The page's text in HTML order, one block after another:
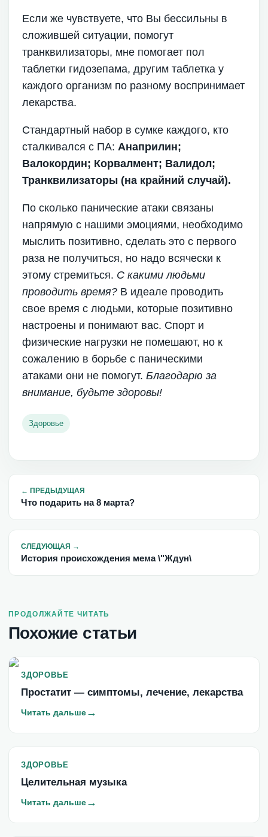
Если же чувствуете, что Вы бессильны в
сложившей ситуации, помогут
транквилизаторы, мне помогает пол
таблетки гидозепама, другим таблетка у
каждого организм по разному воспринимает
лекарства.
Стандартный набор в сумке каждого, кто
сталкивался с ПА:Анаприлин;
Валокордин; Корвалмент; Валидол;
Транквилизаторы (на крайний случай).
По сколько панические атаки связаны
напрямую с нашими эмоциями, необходимо
мыслить позитивно, сделать это с первого
раза не получиться, но надо всячески к
этому стремиться. С какими людьми
проводить время? В идеале проводить
свое время с людьми, которые позитивно
настроены и понимают вас. Спорт и
физические нагрузки не помешают, но к
сожалению в борьбе с паническими
атаками они не помогут.Благодарю за
внимание, будьте здоровы!
Здоровье
← ПРЕДЫДУЩАЯ
Что подарить на 8 марта?
СЛЕДУЮЩАЯ →
История происхождения мема \"Ждун\
ПРОДОЛЖАЙТЕ ЧИТАТЬ
Похожие статьи
ЗДОРОВЬЕ
Простатит — симптомы, лечение, лекарства
Читать дальше→
ЗДОРОВЬЕ
Целительная музыка
Читать дальше→